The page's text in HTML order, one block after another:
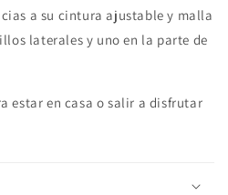
a su cintura ajustable y malla
laterales y uno en la parte de
estar en casa o salir a disfrutar